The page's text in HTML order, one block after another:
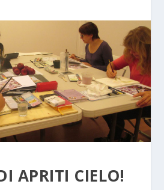
APRITI CIELO!